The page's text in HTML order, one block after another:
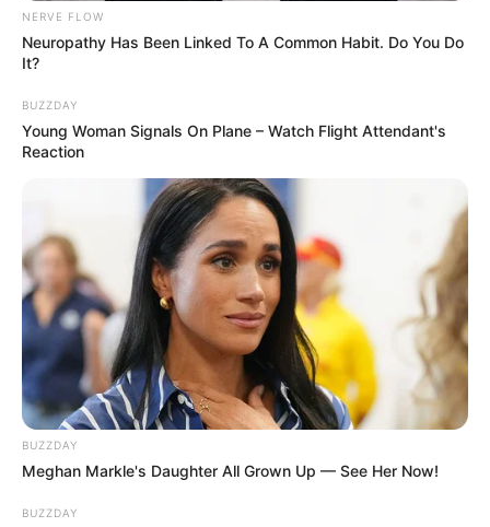
NERVE FLOW
Neuropathy Has Been Linked To A Common Habit. Do You Do
It?
BUZZDAY
Young Woman Signals On Plane – Watch Flight Attendant's
Reaction
BUZZDAY
Meghan Markle's Daughter All Grown Up — See Her Now!
BUZZDAY